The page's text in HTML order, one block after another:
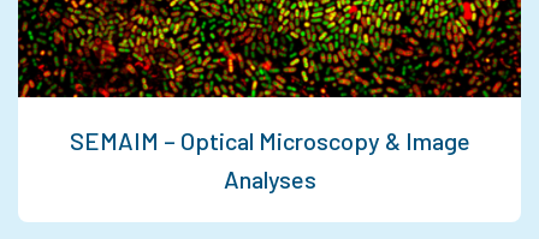
SEMAIM – Optical Microscopy & Image
Analyses